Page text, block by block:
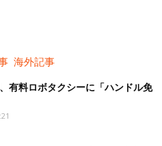
海外記事
有料ロボタクシーに「ハンドル免